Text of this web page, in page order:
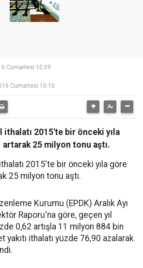
Cumartesi 10:09
Cumartesi 10:10
2015'te bir önceki yıla
25 milyon tonu aştı.
2015'te bir önceki yıla göre
25 milyon tonu aştı.
Kurumu (EPDK) Aralık Ayı
Raporu'na göre, geçen yıl
0,62 artışla 11 milyon 884 bin
yakıtı ithalatı yüzde 76,90 azalarak